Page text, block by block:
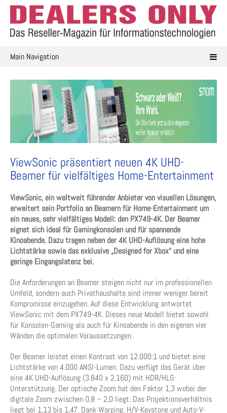
Skip
content
Main Navigation
ViewSonic präsentiert neuen 4K UHD-
Beamer für vielfältiges Home-Entertainment
ViewSonic, ein weltweit führender Anbieter von visuellen Lösungen,
erweitert sein Portfolio an Beamern für Home-Entertainment um
ein neues, sehr vielfältiges Modell: den PX749-4K. Der Beamer
eignet sich ideal für Gamingkonsolen und für spannende
Kinoabende. Dazu tragen neben der 4K UHD-Auflösung eine hohe
Lichtstärke sowie das exklusive „Designed for Xbox“ und eine
geringe Eingangslatenz bei.
Die Anforderungen an Beamer steigen nicht nur im professionellen
Umfeld, sondern auch Privathaushalte sind immer weniger bereit
Kompromisse einzugehen. Auf diese Entwicklung antwortet
ViewSonic mit dem PX749-4K. Dieses neue Modell bietet sowohl
für Konsolen-Gaming als auch für Kinoabende in den eigenen vier
Wänden die optimalen Voraussetzungen.
Der Beamer leistet einen Kontrast von 12.000:1 und bietet eine
Lichtstärke von 4.000 ANSI-Lumen. Dazu verfügt das Gerät über
eine 4K UHD-Auflösung (3.840 x 2.160) mit HDR/HLG-
Unterstützung. Der optische Zoom hat den Faktor 1,3 wobei der
digitale Zoom zwischen 0,8 – 2,0 liegt. Das Projektionsverhältnis
liegt bei 1,13 bis 1,47. Dank Warping, H/V-Keystone und Auto-V-